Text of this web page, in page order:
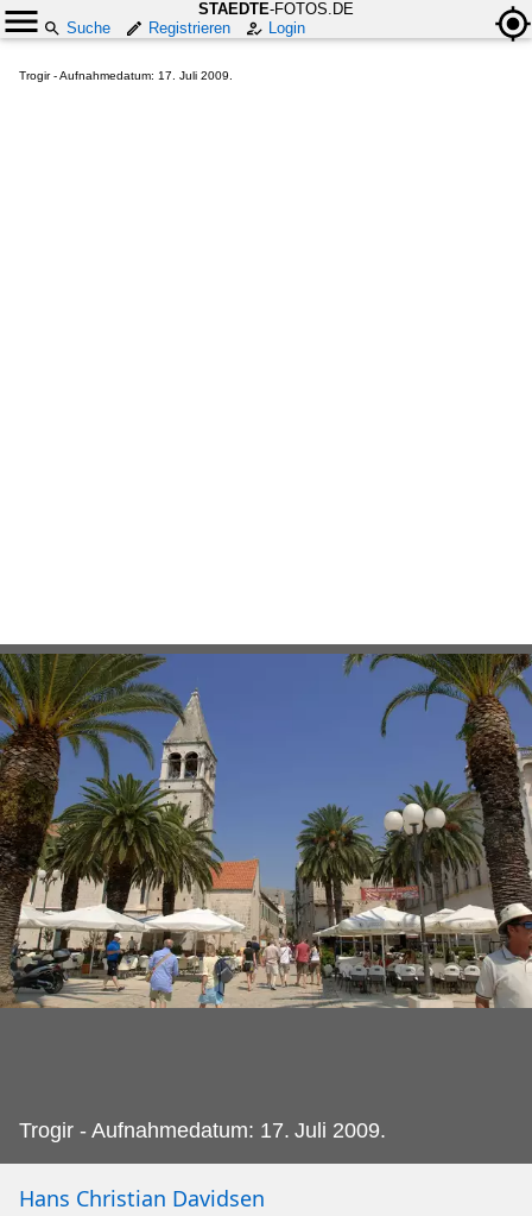
STAEDTE-FOTOS.DE
Suche
Registrieren Login
Trogir - Aufnahmedatum: 17. Juli 2009.
Trogir - Aufnahmedatum: 17. Juli 2009.
Hans Christian Davidsen